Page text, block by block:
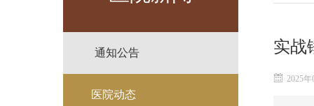
通知公告
医院动态
实战
2025